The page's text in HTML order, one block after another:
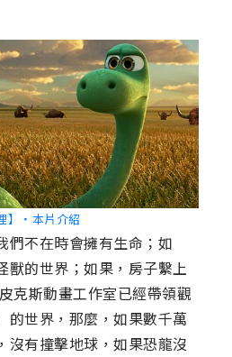
‧本片介紹
不在時會擁有生命；如
獸的世界；如果，房子繫上
克斯動畫工作室已經帶領觀
的世界，那麼，如果數千萬
沒有撞擊地球，如果恐龍沒